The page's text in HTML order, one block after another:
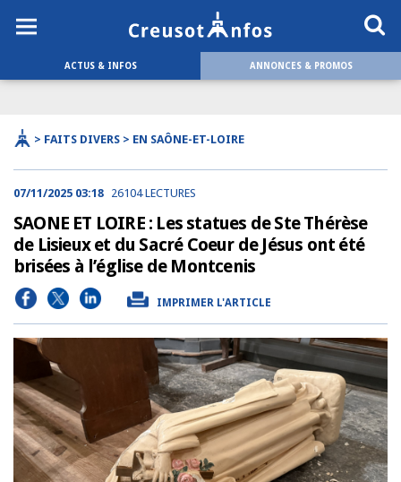
ACTUS & INFOS ANNONCES & PROMOS
> FAITS DIVERS > EN SAÔNE-ET-LOIRE
07/11/2025 03:18 26104 LECTURES
SAONE ET LOIRE : Les statues de Ste Thérèse
de Lisieux et du Sacré Coeur de Jésus ont été
brisées à l’église de Montcenis
IMPRIMER L'ARTICLE